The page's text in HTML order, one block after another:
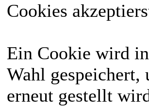
Cookies
Ein Cookie wird
Wahl gespeichert,
erneut gestellt